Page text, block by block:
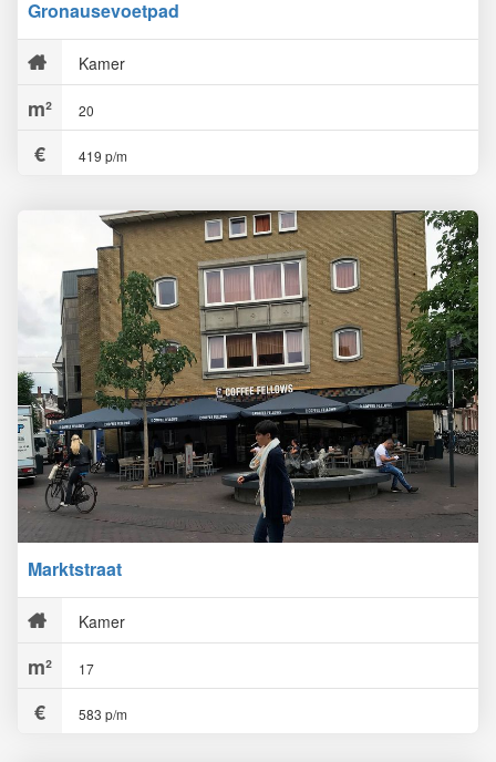
Gronausevoetpad
Kamer
20
419 p/m
Marktstraat
Kamer
17
583 p/m